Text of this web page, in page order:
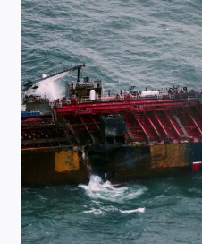
SCHULD
NA
IN
DE
NOORDZEE